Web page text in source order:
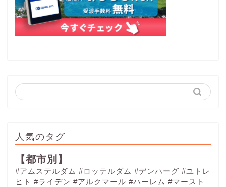
人気のタグ
【都市別】
#アムステルダム #ロッテルダム #デンハーグ #ユトレ
ヒト #ライデン #アルクマール #ハーレム #マースト